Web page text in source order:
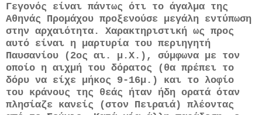
Γεγονός είναι πάντως ότι το άγαλμα της
Αθηνάς Προμάχου προξενούσε μεγάλη εντύπωση
στην αρχαιότητα. Χαρακτηριστική ως προς
αυτό είναι η μαρτυρία του περιηγητή
Παυσανίου (2ος αι. μ.Χ.), σύμφωνα με τον
οποίο η αιχμή του δόρατος (θα πρέπει το
δόρυ να είχε μήκος 9-16μ.) και το λοφίο
του κράνους της θεάς ήταν ήδη ορατά όταν
πλησίαζε κανείς (στον Πειραιά) πλέοντας